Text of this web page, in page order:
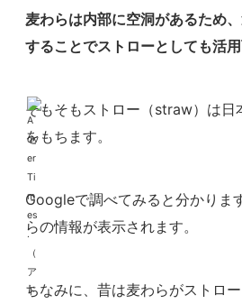
麦わらは内部に空洞があるため
することでストローとしても活用
そもそもストロー（straw）は日
をもちます。
Googleで調べてみると分かりま
らの情報が表示されます。
ちなみに、昔は麦わらがストロ